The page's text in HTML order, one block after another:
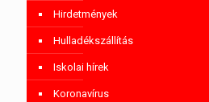
Hirdetmények
Hulladékszállítás
Iskolai hírek
Koronavírus